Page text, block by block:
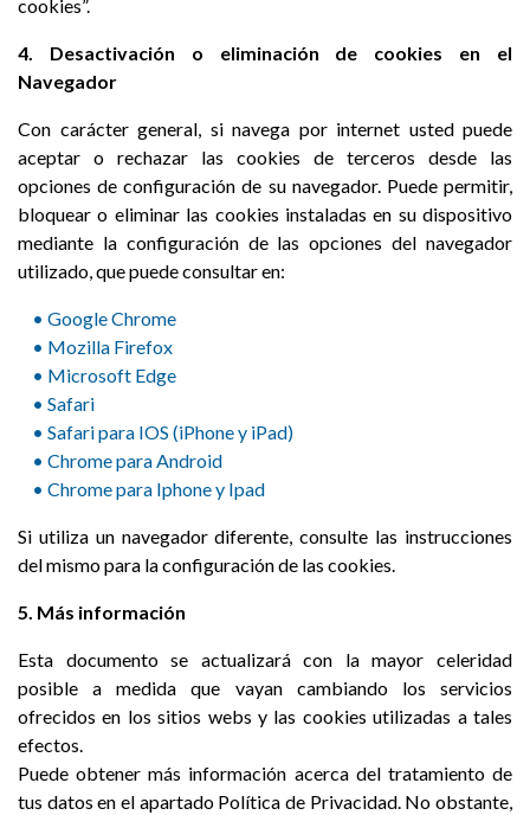
cookies”.
4. Desactivación o eliminación de cookies en el
Navegador
Con carácter general, si navega por internet usted puede
aceptar o rechazar las cookies de terceros desde las
opciones de configuración de su navegador. Puede permitir,
bloquear o eliminar las cookies instaladas en su dispositivo
mediante la configuración de las opciones del navegador
utilizado, que puede consultar en:
• Google Chrome
• Mozilla Firefox
• Microsoft Edge
• Safari
• Safari para IOS (iPhone y iPad)
• Chrome para Android
• Chrome para Iphone y Ipad
Si utiliza un navegador diferente, consulte las instrucciones
del mismo para la configuración de las cookies.
5. Más información
Esta documento se actualizará con la mayor celeridad
posible a medida que vayan cambiando los servicios
ofrecidos en los sitios webs y las cookies utilizadas a tales
efectos.
Puede obtener más información acerca del tratamiento de
tus datos en el apartado Política de Privacidad. No obstante,